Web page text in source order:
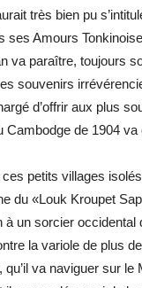
très bien pu
ses Amours
va paraître, toujours
souvenirs
d’offrir aux plus
Cambodge de 1904
ces petits villages
du «Louk Kroupet
un sorcier
la variole de plus
va naviguer sur